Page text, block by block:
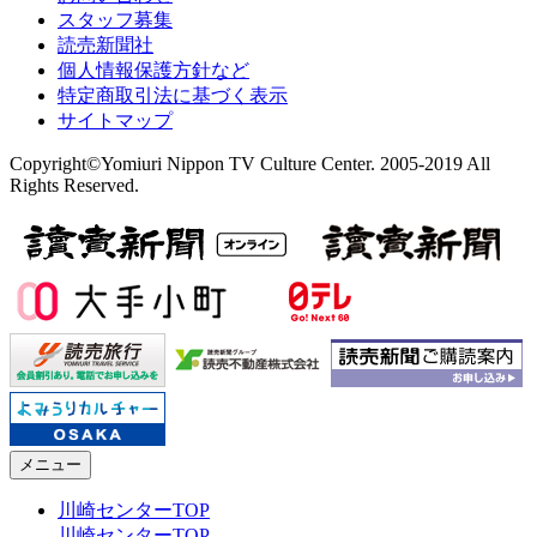
スタッフ募集
読売新聞社
個人情報保護方針など
特定商取引法に基づく表示
サイトマップ
Copyright©Yomiuri Nippon TV Culture Center. 2005-2019 All
Rights Reserved.
メニュー
川崎センターTOP